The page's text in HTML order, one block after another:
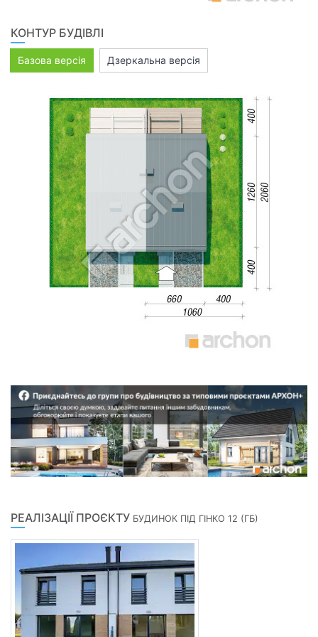
КОНТУР БУДІВЛІ
Базова версія Дзеркальна версія
РЕАЛІЗАЦІЇ ПРОЄКТУ БУДИНОК ПІД ГІНКО 12 (ГБ)